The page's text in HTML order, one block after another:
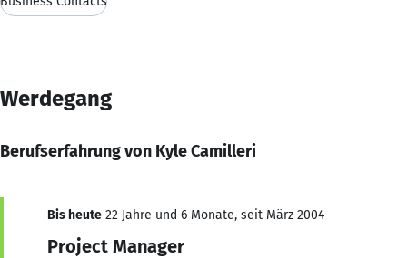
Werdegang
Berufserfahrung von Kyle Camilleri
Bis heute 22 Jahre und 6 Monate, seit März 2004
Project Manager